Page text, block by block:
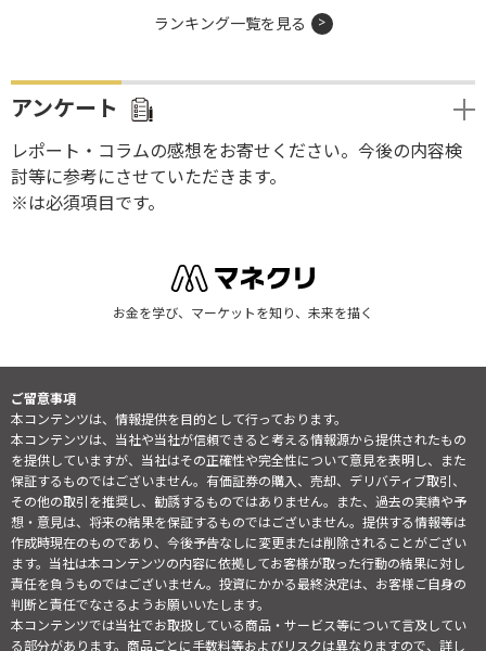
ランキング一覧を見る
アンケート
レポート・コラムの感想をお寄せください。今後の内容検
討等に参考にさせていただきます。
※は必須項目です。
お金を学び、マーケットを知り、未来を描く
ご留意事項
本コンテンツは、情報提供を目的として行っております。
本コンテンツは、当社や当社が信頼できると考える情報源から提供されたもの
を提供していますが、当社はその正確性や完全性について意見を表明し、また
保証するものではございません。有価証券の購入、売却、デリバティブ取引、
その他の取引を推奨し、勧誘するものではありません。また、過去の実績や予
想・意見は、将来の結果を保証するものではございません。提供する情報等は
作成時現在のものであり、今後予告なしに変更または削除されることがござい
ます。当社は本コンテンツの内容に依拠してお客様が取った行動の結果に対し
責任を負うものではございません。投資にかかる最終決定は、お客様ご自身の
判断と責任でなさるようお願いいたします。
本コンテンツでは当社でお取扱している商品・サービス等について言及してい
る部分があります。商品ごとに手数料等およびリスクは異なりますので、詳し